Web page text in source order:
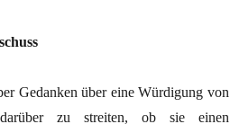
Gedanken über eine Würdigung von
zu streiten, ob sie einen